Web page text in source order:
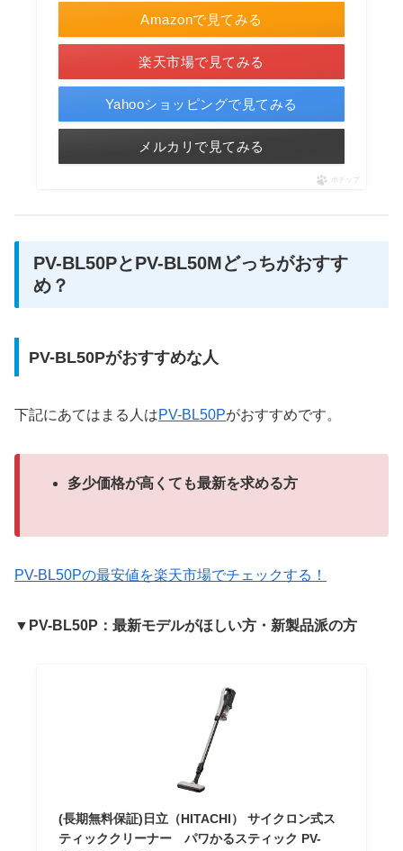
Amazonで見てみる
楽天市場で見てみる
Yahooショッピングで見てみる
メルカリで見てみる
ポチップ
PV-BL50PとPV-BL50Mどっちがおすす
め？
PV-BL50Pがおすすめな人
下記にあてはまる人はPV-BL50Pがおすすめです。
多少価格が高くても最新を求める方
PV-BL50Pの最安値を楽天市場でチェックする！
▼PV-BL50P：最新モデルがほしい方・新製品派の方
(長期無料保証)日立（HITACHI） サイクロン式ス
ティッククリーナー パワかるスティック PV-